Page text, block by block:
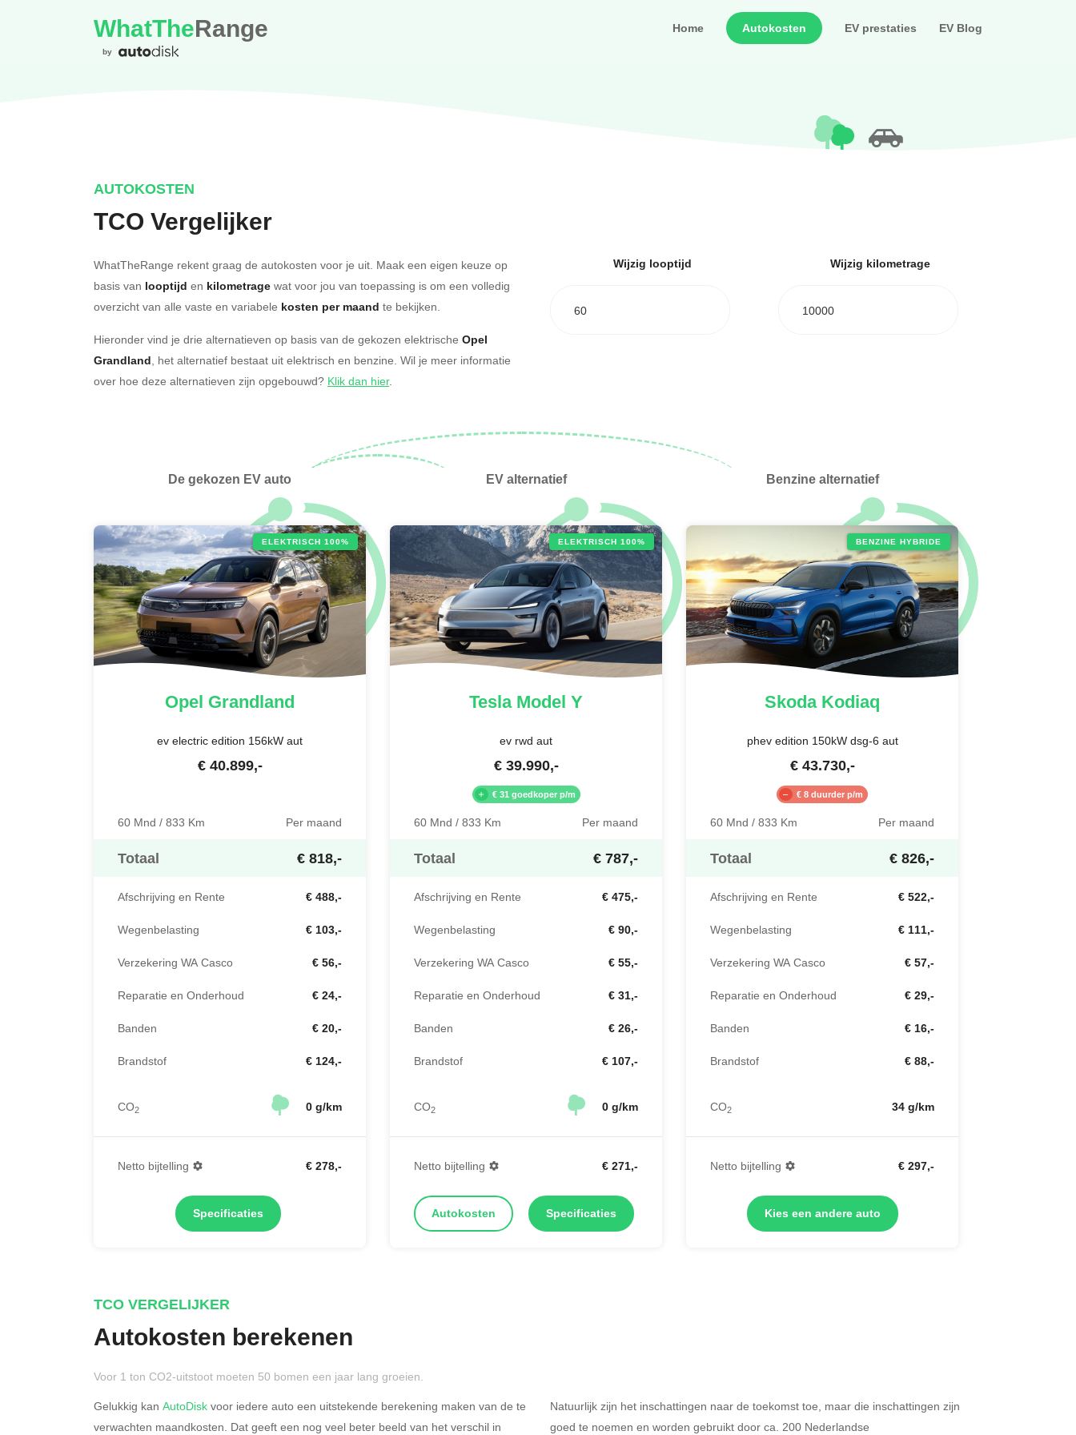
WhatTheRange
by
Home Autokosten EV prestaties EV Blog
AUTOKOSTEN
TCO Vergelijker
WhatTheRange rekent graag de autokosten voor je uit. Maak een eigen keuze op
basis van looptijd en kilometrage wat voor jou van toepassing is om een volledig
overzicht van alle vaste en variabele kosten per maand te bekijken.
Hieronder vind je drie alternatieven op basis van de gekozen elektrische Opel
Grandland, het alternatief bestaat uit elektrisch en benzine. Wil je meer informatie
over hoe deze alternatieven zijn opgebouwd? Klik dan hier.
Wijzig looptijd
60
Wijzig kilometrage
10000
De gekozen EV auto
ELEKTRISCH 100%
Opel Grandland
ev electric edition 156kW aut
€ 40.899,-
60 Mnd / 833 Km Per maand
Totaal € 818,-
Afschrijving en Rente € 488,-
Wegenbelasting € 103,-
Verzekering WA Casco € 56,-
Reparatie en Onderhoud € 24,-
Banden € 20,-
Brandstof € 124,-
CO2 0 g/km
Netto bijtelling € 278,-
Specificaties
EV alternatief
ELEKTRISCH 100%
TeslaModel Y
ev rwd aut
€ 39.990,-
€ 31 goedkoper p/m
60 Mnd / 833 Km Per maand
Totaal € 787,-
Afschrijving en Rente € 475,-
Wegenbelasting € 90,-
Verzekering WA Casco € 55,-
Reparatie en Onderhoud € 31,-
Banden € 26,-
Brandstof € 107,-
CO2 0 g/km
Netto bijtelling € 271,-
Autokosten Specificaties
Benzine alternatief
BENZINE HYBRIDE
SkodaKodiaq
phev edition 150kW dsg-6 aut
€ 43.730,-
€ 8 duurder p/m
60 Mnd / 833 Km Per maand
Totaal € 826,-
Afschrijving en Rente € 522,-
Wegenbelasting € 111,-
Verzekering WA Casco € 57,-
Reparatie en Onderhoud € 29,-
Banden € 16,-
Brandstof € 88,-
CO2 34 g/km
Netto bijtelling € 297,-
Kies een andere auto
Merken op basis van segment
TCO VERGELIJKER
Autokosten berekenen
Voor 1 ton CO2-uitstoot moeten 50 bomen een jaar lang groeien.
Gelukkig kan AutoDisk voor iedere auto een uitstekende berekening maken van de te
verwachten maandkosten. Dat geeft een nog veel beter beeld van het verschil in
Natuurlijk zijn het inschattingen naar de toekomst toe, maar die inschattingen zijn
goed te noemen en worden gebruikt door ca. 200 Nederlandse